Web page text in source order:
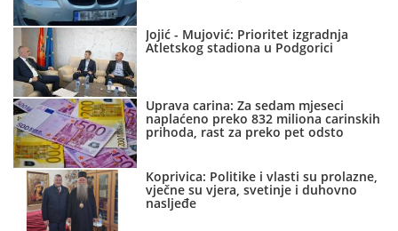
Jojić - Mujović: Prioritet izgradnja
Atletskog stadiona u Podgorici
Uprava carina: Za sedam mjeseci
naplaćeno preko 832 miliona carinskih
prihoda, rast za preko pet odsto
Koprivica: Politike i vlasti su prolazne,
vječne su vjera, svetinje i duhovno
nasljeđe